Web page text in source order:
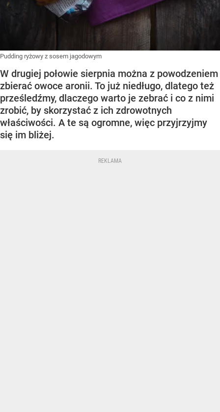
Pudding ryżowy z sosem jagodowym
W drugiej połowie sierpnia można z powodzeniem
zbierać owoce aronii. To już niedługo, dlatego też
prześledźmy, dlaczego warto je zebrać i co z nimi
zrobić, by skorzystać z ich zdrowotnych
właściwości. A te są ogromne, więc przyjrzyjmy
się im bliżej.